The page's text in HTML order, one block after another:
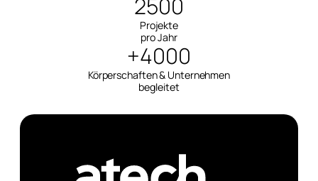
2500
Projekte
pro Jahr
+4000
Körperschaften & Unternehmen
begleitet